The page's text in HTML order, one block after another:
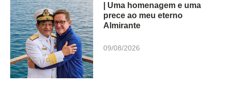
| Uma homenagem e uma
prece ao meu eterno
Almirante
09/08/2026